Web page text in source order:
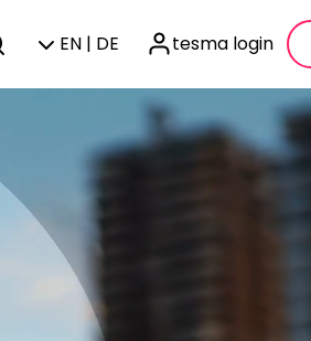
EN | DE tesma login